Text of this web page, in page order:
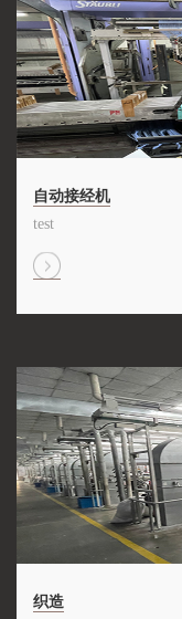
自动接经机
test
织造